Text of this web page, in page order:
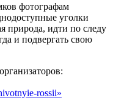
фотографам
уголки
природа, идти по следу
и подвергать свою
rossii»